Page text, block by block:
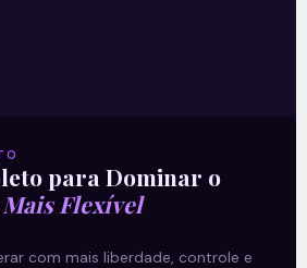
para Dominar o
Flexível
com mais liberdade, controle e